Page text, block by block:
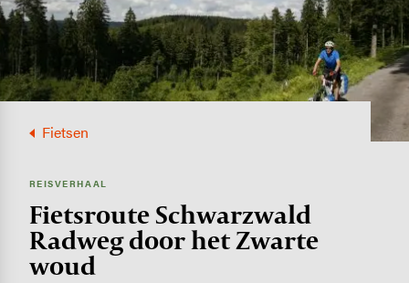
Fietsen
REISVERHAAL
Fietsroute Schwarzwald
Radweg door het Zwarte
woud